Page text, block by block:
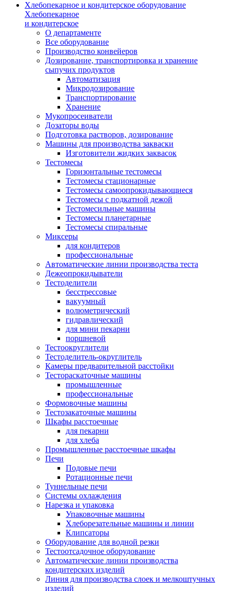
Хлебопекарное и кондитерское оборудование
Хлебопекарное
и кондитерское
О департаменте
Все оборудование
Производство конвейеров
Дозирование, транспортировка и хранение
сыпучих продуктов
Автоматизация
Микродозирование
Транспортирование
Хранение
Мукопросеиватели
Дозаторы воды
Подготовка растворов, дозирование
Машины для производства закваски
Изготовители жидких заквасок
Тестомесы
Горизонтальные тестомесы
Тестомесы стационарные
Тестомесы самоопрокидывающиеся
Тестомесы с подкатной дежой
Тестомесильные машины
Тестомесы планетарные
Тестомесы спиральные
Миксеры
для кондитеров
профессиональные
Автоматические линии производства теста
​Дежеопрокидыватели
Тестоделители
бесстрессовые
вакуумный
волюметрический
гидравлический
для мини пекарни
поршневой
Тестоокруглители
Тестоделитель-округлитель
Камеры предварительной расстойки
Тестораскаточные машины
промышленные
профессиональные
Формовочные машины
Тестозакаточные машины
Шкафы расстоечные
для пекарни
для хлеба
Промышленные расстоечные шкафы
Печи
Подовые печи
Ротационные печи
Туннельные печи
Системы охлаждения
Нарезка и упаковка
Упаковочные машины
Хлеборезательные машины и линии
Клипсаторы
Оборудование для водной резки
Тестоотсадочное оборудование
Автоматические линии производства
кондитерских изделий
Линия для производства слоек и мелкоштучных
изделий